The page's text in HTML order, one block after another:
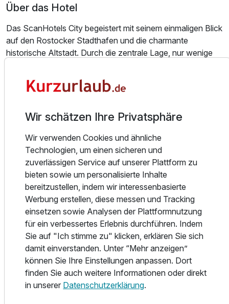
Für 2 Tage
1 Erwachsenen und 1 Kind
Über das Hotel
Das ScanHotels City begeistert mit seinem einmaligen Blick
auf den Rostocker Stadthafen und die charmante
historische Altstadt. Durch die zentrale Lage, nur wenige
ideale Ausgangspunkt, um Rostock zu erkunden.
Spazieren Sie durch die engen Gassen der Altstadt,
genießen Sie das maritime Flair an der Warnow.
Nur rund 20 Minuten trennen Sie von der Ostseeküste –
ideal für einen spontanen Ausflug nach Warnemünde oder
einen entspannten Tag am Meer.
Kulinarisch verwöhnt Sie das Restaurant KAI40 mit
frischen, regional inspirierten Gerichten und saisonalen
Spezialitäten.
In der KAI40 Rooftop Bar können Sie bei einem Cocktail
oder Glas Wein den Panoramablick über die Stadt und den
Hafen genießen – besonders bei Sonnenuntergang ein
Highlight.
Für Erholung sorgt das Sauna- und Fitnessdeck mit
Wir schätzen Ihre Privatsphäre
Wir verwenden Cookies und ähnliche
Technologien, um einen sicheren und
zuverlässigen Service auf unserer Plattform zu
bieten sowie um personalisierte Inhalte
bereitzustellen, indem wir interessenbasierte
Werbung erstellen, diese messen und Tracking
einsetzen sowie Analysen der Plattformnutzung
für ein verbessertes Erlebnis durchführen. Indem
Sie auf "Ich stimme zu" klicken, erklären Sie sich
damit einverstanden. Unter “Mehr anzeigen”
können Sie Ihre Einstellungen anpassen. Dort
finden Sie auch weitere Informationen oder direkt
in unserer Datenschutzerklärung.